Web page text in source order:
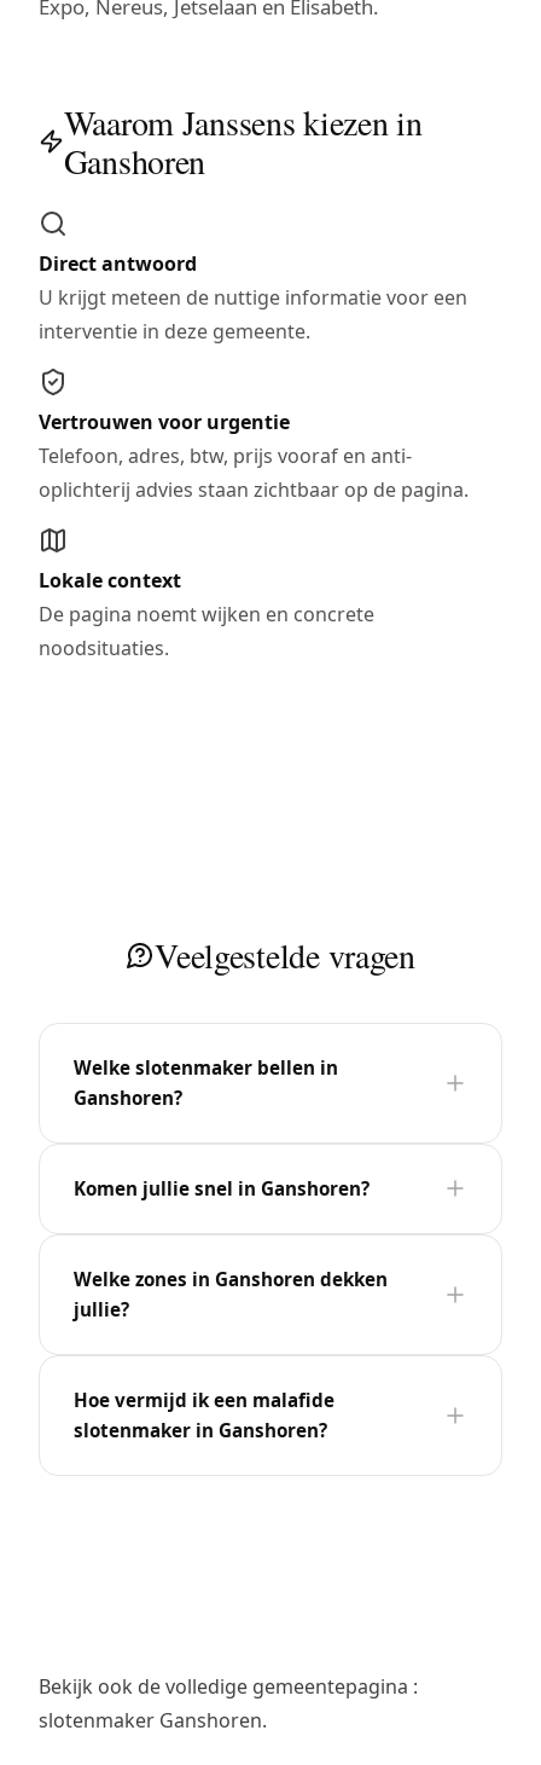
Expo, Nereus, Jetselaan en Elisabeth.
Waarom Janssens kiezen in
Ganshoren
Direct antwoord
U krijgt meteen de nuttige informatie voor een
interventie in deze gemeente.
Vertrouwen voor urgentie
Telefoon, adres, btw, prijs vooraf en anti-
oplichterij advies staan zichtbaar op de pagina.
Lokale context
De pagina noemt wijken en concrete
noodsituaties.
Veelgestelde vragen
Welke slotenmaker bellen in
Ganshoren?
Komen jullie snel in Ganshoren?
Welke zones in Ganshoren dekken
jullie?
Hoe vermijd ik een malafide
slotenmaker in Ganshoren?
Bekijk ook de volledige gemeentepagina :
slotenmaker Ganshoren.